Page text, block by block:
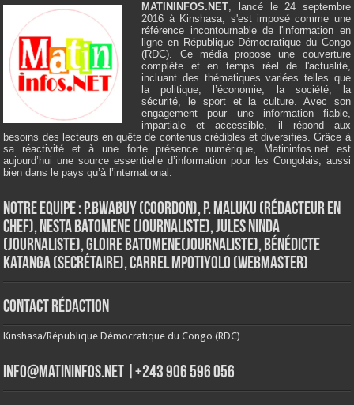
MATININFOS.NET, lancé le 24 septembre
2016 à Kinshasa, s'est imposé comme une
référence incontournable de l'information en
ligne en République Démocratique du Congo
(RDC). Ce média propose une couverture
complète et en temps réel de l'actualité,
incluant des thématiques variées telles que
la politique, l’économie, la société, la
sécurité, le sport et la culture. Avec son
engagement pour une information fiable,
impartiale et accessible, il répond aux
besoins des lecteurs en quête de contenus crédibles et diversifiés. Grâce à
sa réactivité et à une forte présence numérique, Matininfos.net est
aujourd’hui une source essentielle d’information pour les Congolais, aussi
bien dans le pays qu’à l’international.
Notre Equipe : P.Bwabuy (Coordon), P. Maluku (Rédacteur en
Chef), Nesta Batomene (Journaliste), Jules Ninda
(Journaliste), Gloire Batomene(Journaliste), Bénédicte
Katanga (Secrétaire), Carrel Mpotiyolo (Webmaster)
Contact Rédaction
Kinshasa/République Démocratique du Congo (RDC)
info@matininfos.net |+243 906 596 056